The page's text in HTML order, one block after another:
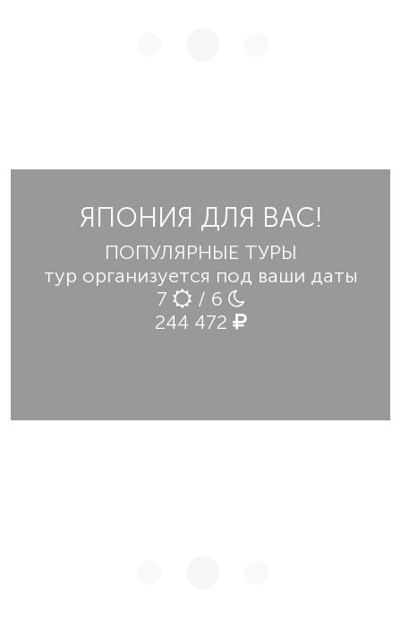
ЯПОНИЯ ДЛЯ ВАС!
ПОПУЛЯРНЫЕ ТУРЫ
тур организуется под ваши даты
7
/ 6
244 472